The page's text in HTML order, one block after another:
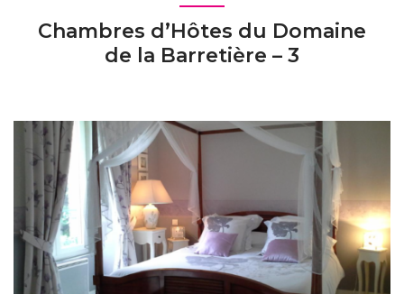
Chambres d’Hôtes du Domaine
de la Barretière – 3